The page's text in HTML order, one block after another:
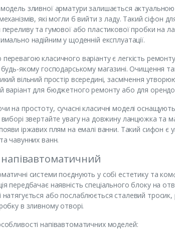
зливної арматури залишається актуальною
які могли б вийти з ладу. Такий сіфон
та гумової або пластикової пробки на
надійним у щоденній експлуатації.
класичного варіанту є легкість
якому господарському магазині. Очищення
вільний простір всередині, засмічення
варіант для бюджетного ремонту або для
на простоту, сучасні класичні моделі
звертайте увагу на довжину ланцюжка та
іржавих плям на емалі ванни. Такий сифон є
чавунних ванн.
системи поєднують у собі естетику та
передбачає наявність спеціального блоку на
натягується або послаблюється сталевий
в зливному отворі.
напівавтоматичних моделей: